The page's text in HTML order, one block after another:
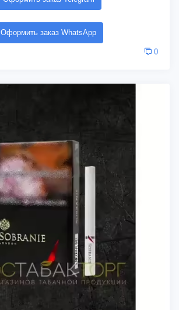
Оформить заказ WhatsApp
0